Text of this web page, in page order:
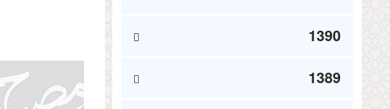
1390
1389